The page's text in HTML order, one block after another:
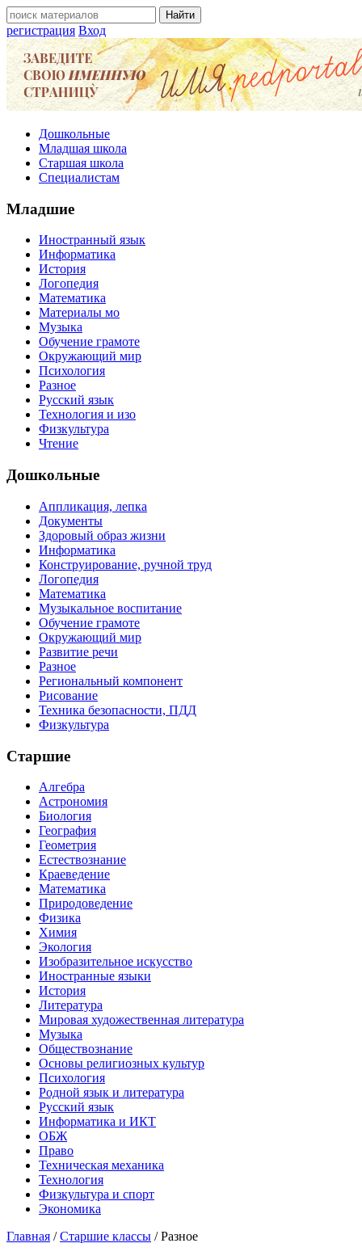
регистрация Вход
Дошкольные
Младшая школа
Старшая школа
Специалистам
Младшие
Иностранный язык
Информатика
История
Логопедия
Математика
Материалы мо
Музыка
Обучение грамоте
Окружающий мир
Психология
Разное
Русский язык
Технология и изо
Физкультура
Чтение
Дошкольные
Аппликация, лепка
Документы
Здоровый образ жизни
Информатика
Конструирование, ручной труд
Логопедия
Математика
Музыкальное воспитание
Обучение грамоте
Окружающий мир
Развитие речи
Разное
Региональный компонент
Рисование
Техника безопасности, ПДД
Физкультура
Старшие
Алгебра
Астрономия
Биология
География
Геометрия
Естествознание
Краеведение
Математика
Природоведение
Физика
Химия
Экология
Изобразительное искусство
Иностранные языки
История
Литература
Мировая художественная литература
Музыка
Обществознание
Основы религиозных культур
Психология
Родной язык и литература
Русский язык
Информатика и ИКТ
ОБЖ
Право
Техническая механика
Технология
Физкультура и спорт
Экономика
Главная /Старшие классы /Разное